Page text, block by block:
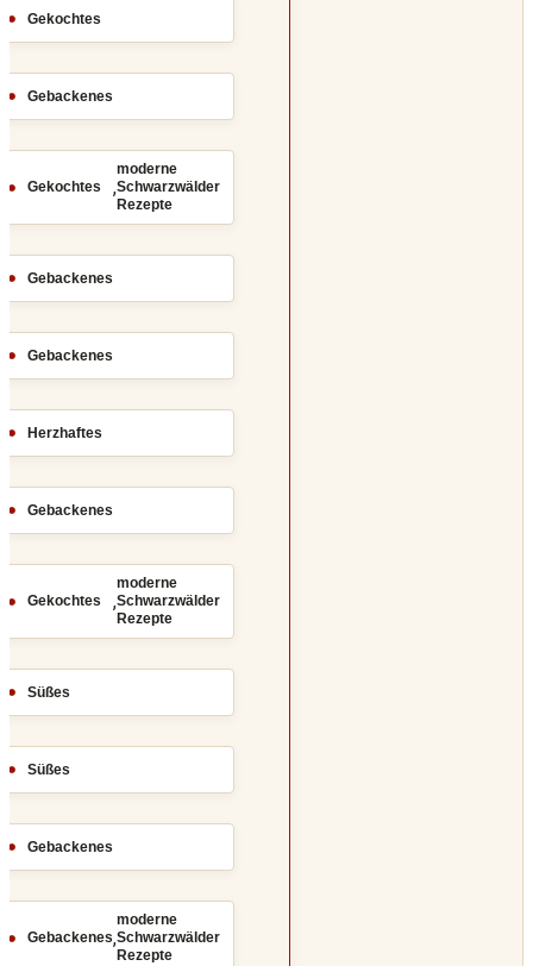
Gekochtes
Gebackenes
Gekochtes ,
moderne
Schwarzwälder
Rezepte
Gebackenes
Gebackenes
Herzhaftes
Gebackenes
Gekochtes ,
moderne
Schwarzwälder
Rezepte
Süßes
Süßes
Gebackenes
Gebackenes,
moderne
Schwarzwälder
Rezepte